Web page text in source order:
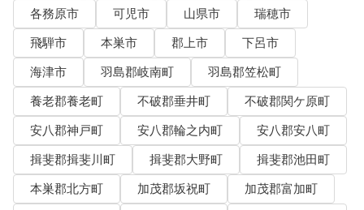
各務原市
可児市 山県市
瑞穂市
飛騨市
本巣市 郡上市
下呂市
海津市
羽島郡岐南町
羽島郡笠松町
養老郡養老町
不破郡垂井町
不破郡関ケ原町
安八郡神戸町
安八郡輪之内町
安八郡安八町
揖斐郡揖斐川町
揖斐郡大野町
揖斐郡池田町
本巣郡北方町
加茂郡坂祝町
加茂郡富加町